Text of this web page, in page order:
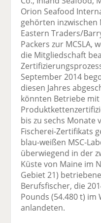
Orion Seafood
gehörten inzwischen
Eastern Traders/
Packers zur MCSLA,
die Mitgliedschaft
September 2014
diesen Jahres
könnten Betriebe
bis zu sechs Monate
Fischerei-Zertifikats
blau-weißen MSC-
überwiegend in der
Küste von Maine im
Gebiet 21)
Berufsfischer, die
Pounds (54.480 t) im
anlandeten.